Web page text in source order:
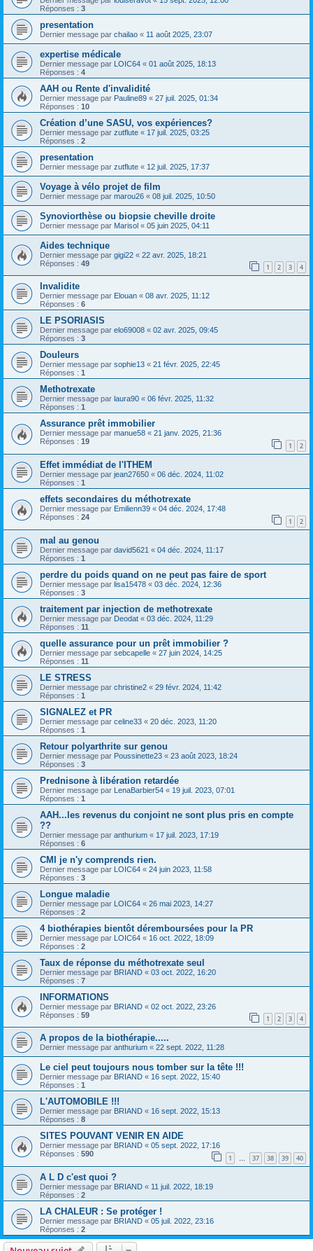
Réponses : 3
presentation
Dernier message par chailao « 11 août 2025, 23:07
expertise médicale
Dernier message par LOIC64 « 01 août 2025, 18:13
Réponses : 4
AAH ou Rente d'invalidité
Dernier message par Pauline89 « 27 juil. 2025, 01:34
Réponses : 10
Création d’une SASU, vos expériences?
Dernier message par zutflute « 17 juil. 2025, 03:25
Réponses : 2
presentation
Dernier message par zutflute « 12 juil. 2025, 17:37
Voyage à vélo projet de film
Dernier message par marou26 « 08 juil. 2025, 10:50
Synoviorthèse ou biopsie cheville droite
Dernier message par Marisol « 05 juin 2025, 04:11
Aides technique
Dernier message par gigi22 « 22 avr. 2025, 18:21
Réponses : 49 1 2 3 4
Invalidite
Dernier message par Elouan « 08 avr. 2025, 11:12
Réponses : 6
LE PSORIASIS
Dernier message par elo69008 « 02 avr. 2025, 09:45
Réponses : 3
Douleurs
Dernier message par sophie13 « 21 févr. 2025, 22:45
Réponses : 1
Methotrexate
Dernier message par laura90 « 06 févr. 2025, 11:32
Réponses : 1
Assurance prêt immobilier
Dernier message par manue58 « 21 janv. 2025, 21:36
Réponses : 19 1 2
Effet immédiat de l'ITHEM
Dernier message par jean27650 « 06 déc. 2024, 11:02
Réponses : 1
effets secondaires du méthotrexate
Dernier message par Emilienn39 « 04 déc. 2024, 17:48
Réponses : 24 1 2
mal au genou
Dernier message par david5621 « 04 déc. 2024, 11:17
Réponses : 1
perdre du poids quand on ne peut pas faire de sport
Dernier message par lisa15478 « 03 déc. 2024, 12:36
Réponses : 3
traitement par injection de methotrexate
Dernier message par Deodat « 03 déc. 2024, 11:29
Réponses : 11
quelle assurance pour un prêt immobilier ?
Dernier message par sebcapelle « 27 juin 2024, 14:25
Réponses : 11
LE STRESS
Dernier message par christine2 « 29 févr. 2024, 11:42
Réponses : 1
SIGNALEZ et PR
Dernier message par celine33 « 20 déc. 2023, 11:20
Réponses : 1
Retour polyarthrite sur genou
Dernier message par Poussinette23 « 23 août 2023, 18:24
Réponses : 3
Prednisone à libération retardée
Dernier message par LenaBarbier54 « 19 juil. 2023, 07:01
Réponses : 1
AAH...les revenus du conjoint ne sont plus pris en compte
??
Dernier message par anthurium « 17 juil. 2023, 17:19
Réponses : 6
CMI je n'y comprends rien.
Dernier message par LOIC64 « 24 juin 2023, 11:58
Réponses : 3
Longue maladie
Dernier message par LOIC64 « 26 mai 2023, 14:27
Réponses : 2
4 biothérapies bientôt déremboursées pour la PR
Dernier message par LOIC64 « 16 oct. 2022, 18:09
Réponses : 2
Taux de réponse du méthotrexate seul
Dernier message par BRIAND « 03 oct. 2022, 16:20
Réponses : 7
INFORMATIONS
Dernier message par BRIAND « 02 oct. 2022, 23:26
Réponses : 59 1 2 3 4
A propos de la biothérapie.....
Dernier message par anthurium « 22 sept. 2022, 11:28
Le ciel peut toujours nous tomber sur la tête !!!
Dernier message par BRIAND « 16 sept. 2022, 15:40
Réponses : 1
L'AUTOMOBILE !!!
Dernier message par BRIAND « 16 sept. 2022, 15:13
Réponses : 8
SITES POUVANT VENIR EN AIDE
Dernier message par BRIAND « 05 sept. 2022, 17:16
Réponses : 590 1 … 37 38 39 40
A L D c'est quoi ?
Dernier message par BRIAND « 11 juil. 2022, 18:19
Réponses : 2
LA CHALEUR : Se protéger !
Dernier message par BRIAND « 05 juil. 2022, 23:16
Réponses : 2